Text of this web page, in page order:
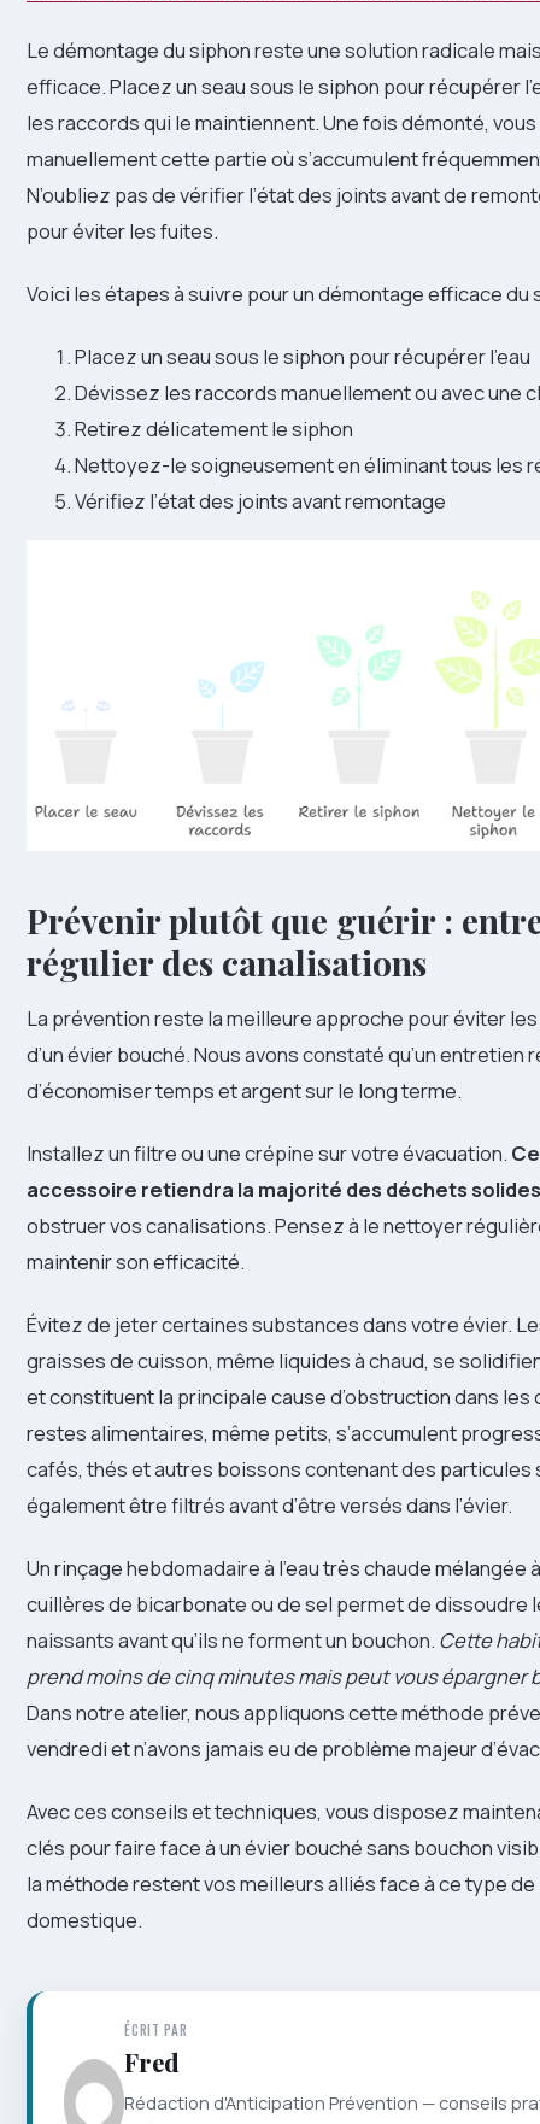
Le démontage du siphon reste une solution radicale
efficace. Placez un seau sous le siphon pour récupérer
les raccords qui le maintiennent. Une fois démonté,
manuellement cette partie où s’accumulent
N’oubliez pas de vérifier l’état des joints avant de
pour éviter les fuites.
Voici les étapes à suivre pour un démontage efficace du
Placez un seau sous le siphon pour récupérer l’eau
Dévissez les raccords manuellement ou avec une
Retirez délicatement le siphon
Nettoyez-le soigneusement en éliminant tous les
Vérifiez l’état des joints avant remontage
Prévenir plutôt que guérir :
régulier des canalisations
La prévention reste la meilleure approche pour éviter
d’un évier bouché. Nous avons constaté qu’un entretien
d’économiser temps et argent sur le long terme.
Installez un filtre ou une crépine sur votre évacuation.
accessoire retiendra la majorité des déchets solides
obstruer vos canalisations. Pensez à le nettoyer
maintenir son efficacité.
Évitez de jeter certaines substances dans votre évier.
graisses de cuisson, même liquides à chaud, se
et constituent la principale cause d’obstruction dans les
restes alimentaires, même petits, s’accumulent
cafés, thés et autres boissons contenant des particules
également être filtrés avant d’être versés dans l’évier.
Un rinçage hebdomadaire à l’eau très chaude mélangée
cuillères de bicarbonate ou de sel permet de dissoudre
naissants avant qu’ils ne forment un bouchon. Cette
prend moins de cinq minutes mais peut vous épargner
Dans notre atelier, nous appliquons cette méthode
vendredi et n’avons jamais eu de problème majeur
Avec ces conseils et techniques, vous disposez
clés pour faire face à un évier bouché sans bouchon
la méthode restent vos meilleurs alliés face à ce type
domestique.
ÉCRIT PAR
Fred
Rédaction d'Anticipation Prévention — conseils